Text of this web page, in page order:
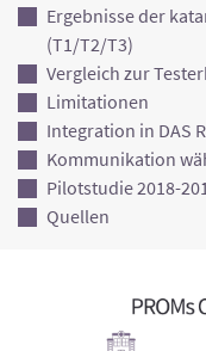
Ergebnisse der
(T1/T2/T3)
Vergleich zur
Limitationen
Integration in DAS
Kommunikation
Pilotstudie 2018-
Quellen